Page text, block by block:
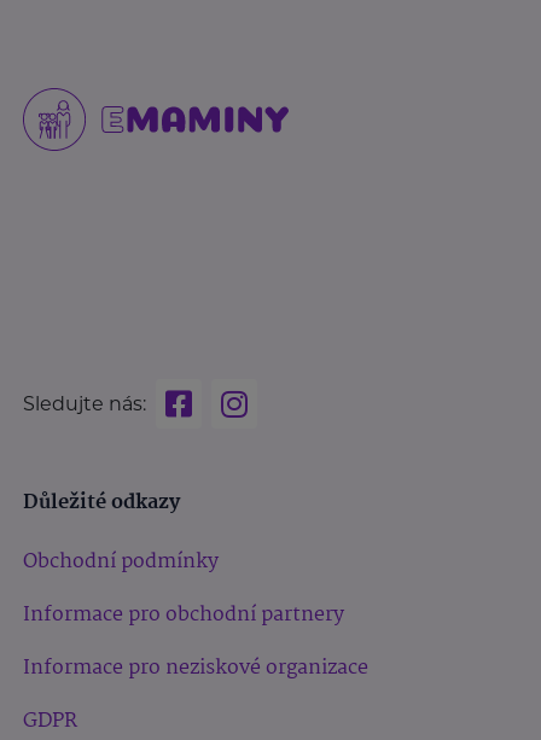
Sledujte nás:
Důležité odkazy
Obchodní podmínky
Informace pro obchodní partnery
Informace pro neziskové organizace
GDPR